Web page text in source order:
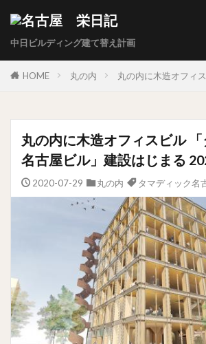
中日ビルディング建て替え計画
HOME 丸の内 丸の内に木造オフィ
丸の内に木造オフィスビル
名古屋ビル」建設はじまる
2020-07-29 丸の内 タマディック名